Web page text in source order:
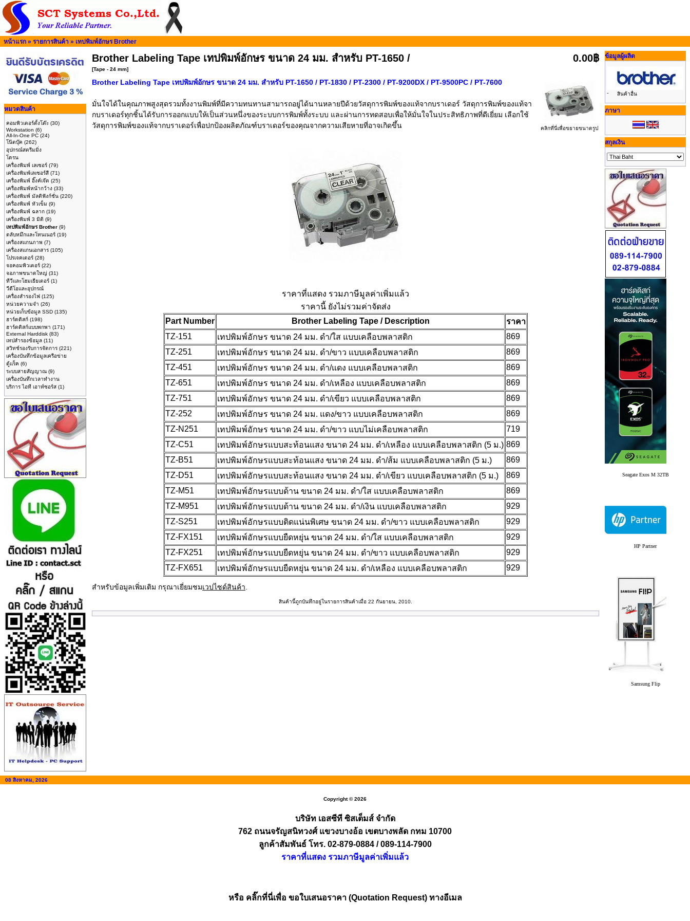
หน้าแรก » รายการสินค้า » เทปพิมพ์อักษร Brother
หมวดสินค้า
คอมพิวเตอร์ตั้งโต๊ะ (30)
Workstation (6)
All-In-One PC (24)
โน๊ตบุ๊ค (262)
อุปกรณ์สตรีมมิ่ง
โดรน
เครื่องพิมพ์ เลเซอร์ (79)
เครื่องพิมพ์เลเซอร์สี (71)
เครื่องพิมพ์ อิ๊งค์เจ๊ต (25)
เครื่องพิมพ์หน้ากว้าง (33)
เครื่องพิมพ์ มัลติฟังก์ชั่น (220)
เครื่องพิมพ์ หัวเข็ม (9)
เครื่องพิมพ์ ฉลาก (19)
เครื่องพิมพ์ 3 มิติ (9)
เทปพิมพ์อักษร Brother (9)
ตลับหมึกและโทนเนอร์ (19)
เครื่องสแกนภาพ (7)
เครื่องสแกนเอกสาร (105)
โปรเจคเตอร์ (28)
จอคอมพิวเตอร์ (22)
จอภาพขนาดใหญ่ (31)
ทีวีและโฮมเธียเตอร์ (1)
วีดีโอและอุปกรณ์
เครื่องสำรองไฟ (125)
หน่วยความจำ (26)
หน่วยเก็บข้อมูล SSD (135)
ฮาร์ดดิสก์ (198)
ฮาร์ดดิสก์แบบพกพา (171)
External Harddisk (83)
เทปสำรองข้อมูล (11)
สวิทช์รองรับการจัดการ (221)
เครื่องบันทึกข้อมูลเครือข่าย
ตู้แร็ค (6)
ระบบสายสัญญาณ (9)
เครื่องบันทึกเวลาทำงาน
บริการ ไอที เอาท์ซอร์ส (1)
Brother Labeling Tape เทปพิมพ์อักษร ขนาด 24 มม. สำหรับ PT-1650 /
[Tape - 24 mm]
0.00฿
คลิกที่นี่เพื่อขยายขนาดรูป
Brother Labeling Tape เทปพิมพ์อักษร ขนาด 24 มม. สำหรับ PT-1650 / PT-1830 / PT-2300 / PT-9200DX / PT-9500PC / PT-7600
มั่นใจได้ในคุณภาพสูงสุดรวมทั้งงานพิมพ์ที่มีความทนทานสามารถอยู่ได้นานหลายปีด้วยวัสดุการพิมพ์ของแท้จากบราเดอร์ วัสดุการพิมพ์ของแท้จา
กบราเดอร์ทุกชิ้นได้รับการออกแบบให้เป็นส่วนหนึ่งของระบบการพิมพ์ทั้งระบบ และผ่านการทดสอบเพื่อให้มั่นใจในประสิทธิภาพที่ดีเยี่ยม เลือกใช้
วัสดุการพิมพ์ของแท้จากบราเดอร์เพื่อปกป้องผลิตภัณฑ์บราเดอร์ของคุณจากความเสียหายที่อาจเกิดขึ้น
ราคาที่แสดง รวมภาษีมูลค่าเพิ่มแล้ว
ราคานี้ ยังไม่รวมค่าจัดส่ง
Part Number
Brother Labeling Tape / Description
ราคา
TZ-151
เทปพิมพ์อักษร ขนาด 24 มม. ดำ/ใส แบบเคลือบพลาสติก
869
TZ-251
เทปพิมพ์อักษร ขนาด 24 มม. ดำ/ขาว แบบเคลือบพลาสติก
869
TZ-451
เทปพิมพ์อักษร ขนาด 24 มม. ดำ/แดง แบบเคลือบพลาสติก
869
TZ-651
เทปพิมพ์อักษร ขนาด 24 มม. ดำ/เหลือง แบบเคลือบพลาสติก
869
TZ-751
เทปพิมพ์อักษร ขนาด 24 มม. ดำ/เขียว แบบเคลือบพลาสติก
869
TZ-252
เทปพิมพ์อักษร ขนาด 24 มม. แดง/ขาว แบบเคลือบพลาสติก
869
TZ-N251
เทปพิมพ์อักษร ขนาด 24 มม. ดำ/ขาว แบบไม่เคลือบพลาสติก
719
TZ-C51
เทปพิมพ์อักษรแบบสะท้อนแสง ขนาด 24 มม. ดำ/เหลือง แบบเคลือบพลาสติก (5 ม.) 869
TZ-B51
เทปพิมพ์อักษรแบบสะท้อนแสง ขนาด 24 มม. ดำ/ส้ม แบบเคลือบพลาสติก (5 ม.)
869
TZ-D51
เทปพิมพ์อักษรแบบสะท้อนแสง ขนาด 24 มม. ดำ/เขียว แบบเคลือบพลาสติก (5 ม.)
869
TZ-M51
เทปพิมพ์อักษรแบบด้าน ขนาด 24 มม. ดำ/ใส แบบเคลือบพลาสติก
869
TZ-M951
เทปพิมพ์อักษรแบบด้าน ขนาด 24 มม. ดำ/เงิน แบบเคลือบพลาสติก
929
TZ-S251
เทปพิมพ์อักษรแบบติดแน่นพิเศษ ขนาด 24 มม. ดำ/ขาว แบบเคลือบพลาสติก
929
TZ-FX151
เทปพิมพ์อักษรแบบยืดหยุ่น ขนาด 24 มม. ดำ/ใส แบบเคลือบพลาสติก
929
TZ-FX251
เทปพิมพ์อักษรแบบยืดหยุ่น ขนาด 24 มม. ดำ/ขาว แบบเคลือบพลาสติก
929
TZ-FX651
เทปพิมพ์อักษรแบบยืดหยุ่น ขนาด 24 มม. ดำ/เหลือง แบบเคลือบพลาสติก 929
สำหรับข้อมูลเพิ่มเติม กรุณาเยี่ยมชมเวปไซด์สินค้า
สินค้านี้ถูกบันทึกอยู่ในรายการสินค้าเมื่อ 22 กันยายน, 2010.
ข้อมูลผู้ผลิต
- สินค้าอื่น
ภาษา
สกุลเงิน
Seagate Exos M 32TB
HP Partner
Samsung Flip
08 สิงหาคม, 2026
Copyright © 2026
บริษัท เอสซีที ซิสเต็มส์ จำกัด
762 ถนนจรัญสนิทวงศ์ แขวงบางอ้อ เขตบางพลัด กทม 10700
ลูกค้าสัมพันธ์ โทร. 02-879-0884 / 089-114-7900
ราคาที่แสดง รวมภาษีมูลค่าเพิ่มแล้ว
หรือ คลิ๊กที่นี่เพื่อ ขอใบเสนอราคา (Quotation Request) ทางอีเมล